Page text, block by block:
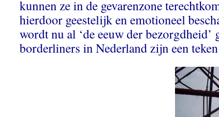
kunnen ze in de gevarenzone
hierdoor geestelijk en emotioneel
wordt nu al ‘de eeuw der bezorgdheid’
borderliners in Nederland zijn een